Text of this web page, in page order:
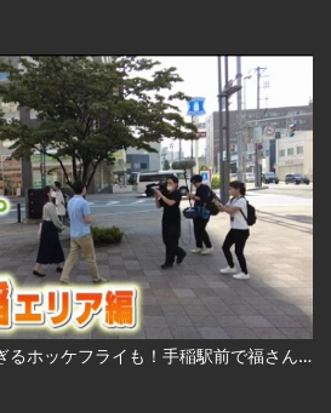
大人気の豆大福＆豪快すぎるホッケフライも！手稲駅前で福さんぽ 2022.10.7放送